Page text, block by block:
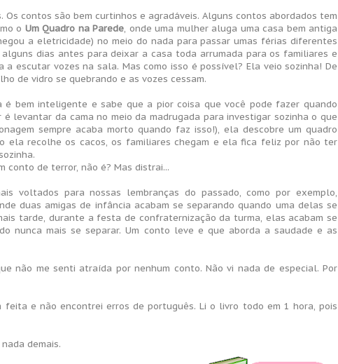
Os contos são bem curtinhos e agradáveis. Alguns contos abordados tem
o Um Quadro na Parede, onde uma mulher aluga uma casa bem antiga
a eletricidade) no meio do nada para passar umas férias diferentes
dias antes para deixar a casa toda arrumada para os familiares e
escutar vozes na sala. Mas como isso é possível? Ela veio sozinha! De
de vidro se quebrando e as vozes cessam.
bem inteligente e sabe que a pior coisa que você pode fazer quando
levantar da cama no meio da madrugada para investigar sozinha o que
sempre acaba morto quando faz isso!), ela descobre um quadro
ela recolhe os cacos, os familiares chegam e ela fica feliz por não ter
conto de terror, não é? Mas distrai...
voltados para nossas lembranças do passado, como por exemplo,
duas amigas de infância acabam se separando quando uma delas se
tarde, durante a festa de confraternização da turma, elas acabam se
nunca mais se separar. Um conto leve e que aborda a saudade e as
não me senti atraída por nenhum conto. Não vi nada de especial. Por
feita e não encontrei erros de português. Li o livro todo em 1 hora, pois
demais.